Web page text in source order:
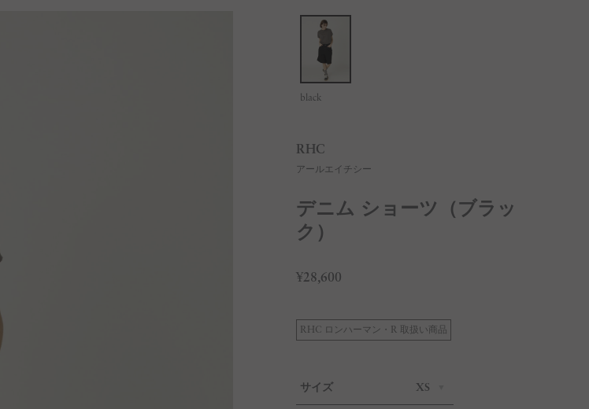
black
RHC
アールエイチシー
デニム ショーツ（ブラッ
ク）
¥28,600
RHC ロンハーマン・R 取扱い商品
サイズ XS